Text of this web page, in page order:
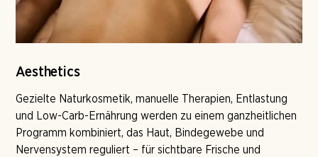
Aesthetics
Gezielte Naturkosmetik, manuelle Therapien, Entlastung
und Low-Carb-Ernährung werden zu einem ganzheitlichen
Programm kombiniert, das Haut, Bindegewebe und
Nervensystem reguliert – für sichtbare Frische und